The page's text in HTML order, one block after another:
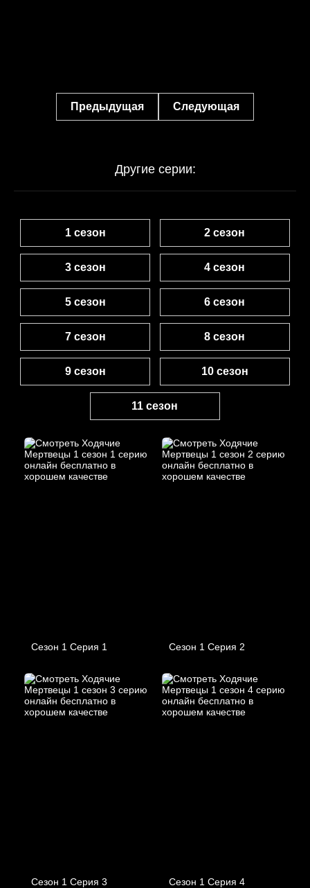
Предыдущая Следующая
Другие серии:
1 сезон 2 сезон
3 сезон 4 сезон
5 сезон 6 сезон
7 сезон 8 сезон
9 сезон 10 сезон
11 сезон
Сезон 1 Серия 1 Сезон 1 Серия 2
Сезон 1 Серия 3 Сезон 1 Серия 4